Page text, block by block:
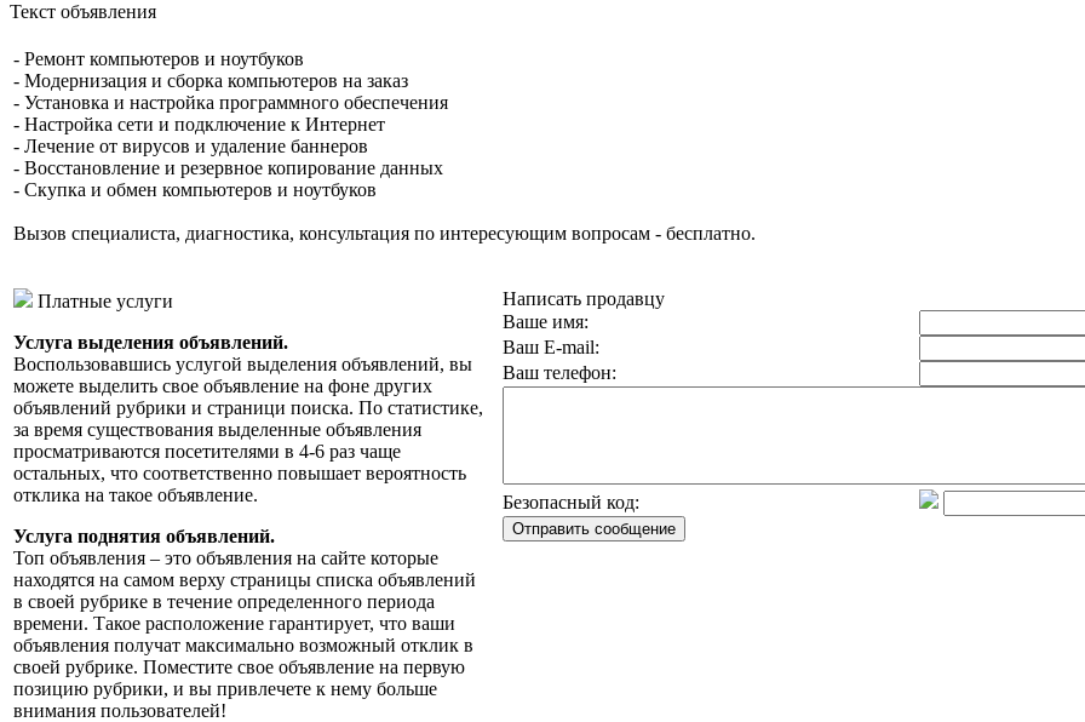
Текст объявления
- Ремонт компьютеров и ноутбуков
- Модернизация и сборка компьютеров на заказ
- Установка и настройка программного обеспечения
- Настройка сети и подключение к Интернет
- Лечение от вирусов и удаление баннеров
- Восстановление и резервное копирование данных
- Скупка и обмен компьютеров и ноутбуков
Вызов специалиста, диагностика, консультация по интересующим вопросам - бесплатно.
Платные услуги
Услуга выделения объявлений.
Воспользовавшись услугой выделения объявлений, вы
можете выделить свое объявление на фоне других
объявлений рубрики и страници поиска. По статистике,
за время существования выделенные объявления
просматриваются посетителями в 4-6 раз чаще
остальных, что соответственно повышает вероятность
отклика на такое объявление.
Услуга поднятия объявлений.
Топ объявления – это объявления на сайте которые
находятся на самом верху страницы списка объявлений
в своей рубрике в течение определенного периода
времени. Такое расположение гарантирует, что ваши
объявления получат максимально возможный отклик в
своей рубрике. Поместите свое объявление на первую
позицию рубрики, и вы привлечете к нему больше
внимания пользователей!
Написать продавцу
Ваше имя:
Ваш E-mail:
Ваш телефон:
Безопасный код: